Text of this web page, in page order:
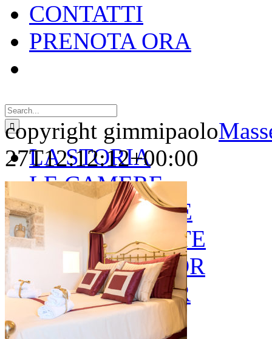
CONTATTI
PRENOTA ORA
for:
LA STORIA
LE CAMERE
GOLD SUITE
GREEN SUITE
BLUE JUNIOR
RED JUNIOR
ESPERIENZE
copyright gimmipaolo
27T12:12:12+00:00